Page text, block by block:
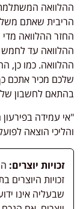
המשתלמת
שאתם משלמים
ההלוואה מדי
עד לחמש
כמו כן,
מכיר אתכם כך
לחשבון שלכם.
עמידה בפירעון
הוצאה לפועל."
זכויות יוצרים:
זכויות היוצרים